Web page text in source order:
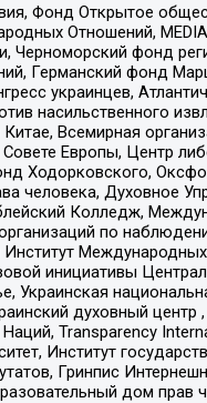
Фонд Открытое
Отношений, MEDIA
фонд
Германский фонд
украинцев,
насильственного
Всемирная
Европы, Центр
Ходорковского,
Духовное
Колледж,
по
инициативы
Украинская
духовный центр
Transparеncy
Институт
Гринпис
дом